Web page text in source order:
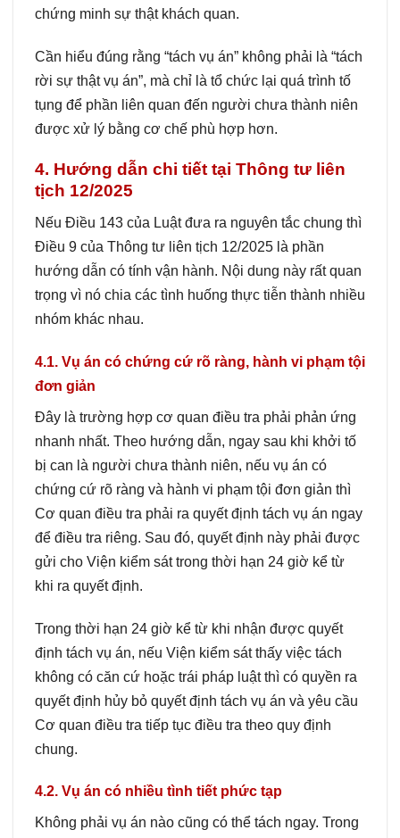
chứng minh sự thật khách quan.
Cần hiểu đúng rằng “tách vụ án” không phải là “tách
rời sự thật vụ án”, mà chỉ là tổ chức lại quá trình tố
tụng để phần liên quan đến người chưa thành niên
được xử lý bằng cơ chế phù hợp hơn.
4. Hướng dẫn chi tiết tại Thông tư liên
tịch 12/2025
Nếu Điều 143 của Luật đưa ra nguyên tắc chung thì
Điều 9 của Thông tư liên tịch 12/2025 là phần
hướng dẫn có tính vận hành. Nội dung này rất quan
trọng vì nó chia các tình huống thực tiễn thành nhiều
nhóm khác nhau.
4.1. Vụ án có chứng cứ rõ ràng, hành vi phạm tội
đơn giản
Đây là trường hợp cơ quan điều tra phải phản ứng
nhanh nhất. Theo hướng dẫn, ngay sau khi khởi tố
bị can là người chưa thành niên, nếu vụ án có
chứng cứ rõ ràng và hành vi phạm tội đơn giản thì
Cơ quan điều tra phải ra quyết định tách vụ án ngay
để điều tra riêng. Sau đó, quyết định này phải được
gửi cho Viện kiểm sát trong thời hạn 24 giờ kể từ
khi ra quyết định.
Trong thời hạn 24 giờ kể từ khi nhận được quyết
định tách vụ án, nếu Viện kiểm sát thấy việc tách
không có căn cứ hoặc trái pháp luật thì có quyền ra
quyết định hủy bỏ quyết định tách vụ án và yêu cầu
Cơ quan điều tra tiếp tục điều tra theo quy định
chung.
4.2. Vụ án có nhiều tình tiết phức tạp
Không phải vụ án nào cũng có thể tách ngay. Trong